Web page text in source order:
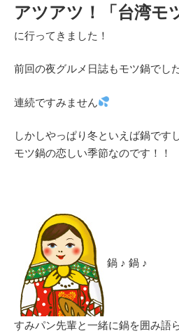
アツアツ！「台湾モ
に行ってきました！
前回の夜グルメ日誌もモツ鍋でし
連続ですみません
しかしやっぱり冬といえば鍋です
モツ鍋の恋しい季節なのです！！
鍋 ♪ 鍋 ♪
すみパン先輩と一緒に鍋を囲み語